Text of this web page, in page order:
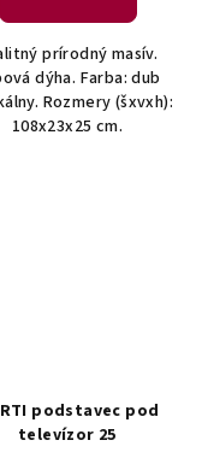
prírodný masív.
dýha. Farba: dub
Rozmery (šxvxh):
108x23x25 cm.
podstavec pod
televízor 25